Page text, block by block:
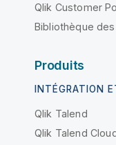
Qlik Customer
Bibliothèque
Produits
INTÉGRATION
Qlik Talend
Qlik Talend